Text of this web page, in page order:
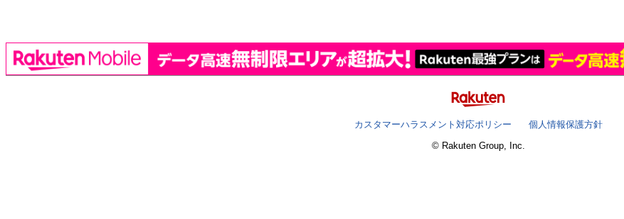
カスタマーハラスメント対応ポリシー
個人情報保護方針
© Rakuten Group, Inc.